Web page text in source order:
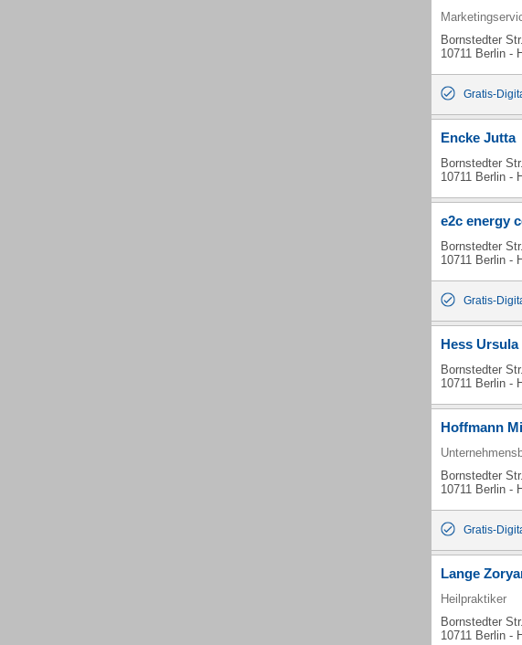
Bornstedter
10711 Berlin -
Gratis-
Encke Jutta
Bornstedter
10711 Berlin -
e2c energy
Bornstedter
10711 Berlin -
Gratis-
Hess Ursula
Bornstedter
10711 Berlin -
Hoffmann
Bornstedter
10711 Berlin -
Gratis-
Lange
Heilpraktiker
Bornstedter
10711 Berlin -